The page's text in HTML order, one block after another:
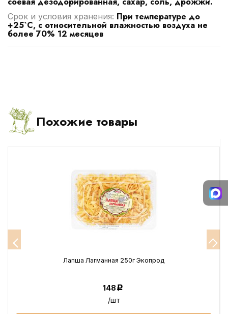
Срок и условия хранения: При температуре до
+25`C, с относительной влажностью воздуха не
более 70% 12 месяцев
Похожие товары
Лапша Лагманная 250г Экопрод
148Р
/шт